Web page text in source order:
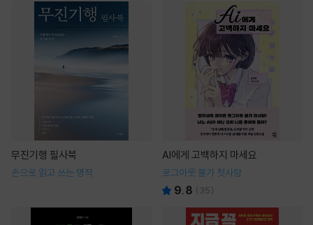
무진기행 필사북
손으로 읽고 쓰는 명작
AI에게 고백하지 마세요
로그아웃 불가 첫사랑
9.8 ( 35)